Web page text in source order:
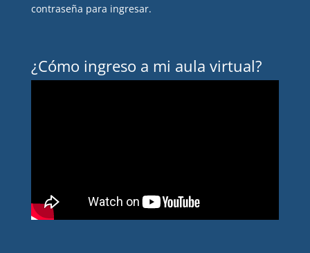
contraseña para ingresar.
¿Cómo ingreso a mi aula virtual?